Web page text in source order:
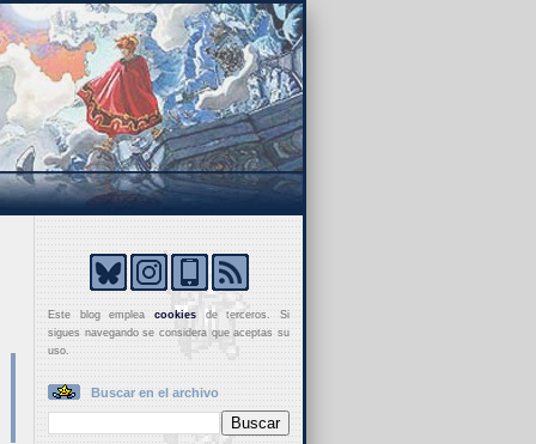
Este blog empleacookies de terceros. Si
sigues navegando se considera que aceptas su
uso.
Buscar en el archivo